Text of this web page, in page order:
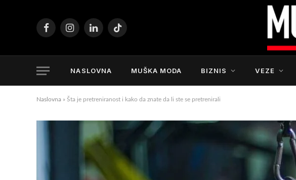
FacebookInstagramLinkedInTikTok
NASLOVNA MUŠKA MODA BIZNIS VEZE
Naslovna » Šta je pretreniranost i kako da znate da li ste se pretrenirali